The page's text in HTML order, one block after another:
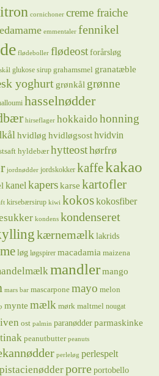
cornichoner creme fraiche
edamame emmentaler fennikel
flødeboller flødeost forårsløg
glukose sirup grahamsmel granatæble
yoghurt grønkål grønne
hasselnødder
hirseflager hokkaido honning
hvidløg hvidløgsost hvidvin
hyldebær hytteosthørfrø
jordnødder jordskokker kaffekakao
kanelkaperskarse kartofler
kirsebærsirup kiwi kokoskokosfiber
kondens kondenseret
kærnemælk lakrids
løg løgspirer macadamia maizena
mandler mango
mars bar mascarpone mayo melon
mynte mælk mørk maltmel nougat
ost palmin paranødder parmaskinke
peanutbutter peanuts
perleløg perlespelt
pistacienødderporre portobello